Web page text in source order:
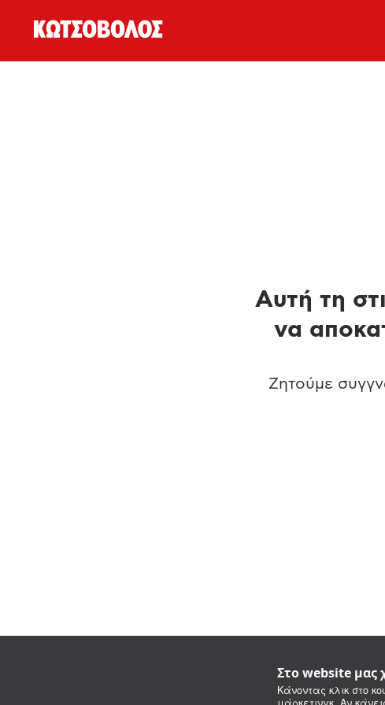
Στο website μας
Κάνοντας κλικ στο
Αυτή τη
να
Ζητούμε